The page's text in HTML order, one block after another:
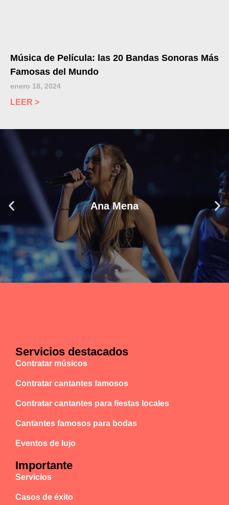
Música de Película: las 20 Bandas Sonoras Más
Famosas del Mundo
enero 18, 2024
LEER >
Ana Mena
Servicios destacados
Contratar músicos
Contratar cantantes famosos
Contratar cantantes para fiestas locales
Cantantes famosos para bodas
Eventos de lujo
Importante
Servicios
Casos de éxito